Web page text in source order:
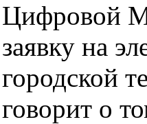
Цифровой
заявку на
городской
говорит о